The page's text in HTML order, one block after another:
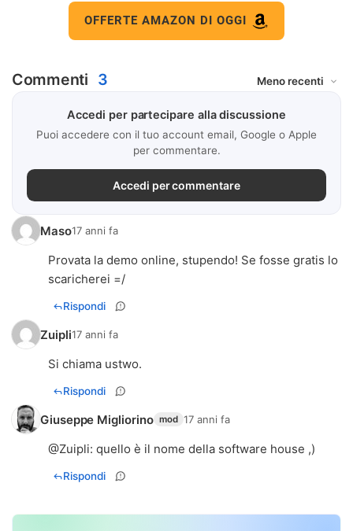
OFFERTE AMAZON DI OGGI
Commenti 3
Accedi per partecipare alla discussione
Puoi accedere con il tuo account email, Google o Apple
per commentare.
Accedi per commentare
Maso17 anni fa
Provata la demo online, stupendo! Se fosse gratis lo
scaricherei =/
Rispondi
Zuipli17 anni fa
Si chiama ustwo.
Rispondi
Giuseppe Migliorino mod 17 anni fa
@Zuipli: quello è il nome della software house ,)
Rispondi